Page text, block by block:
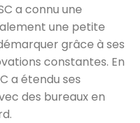
a connu une
une petite
grâce à ses
constantes. En
a étendu ses
des bureaux en